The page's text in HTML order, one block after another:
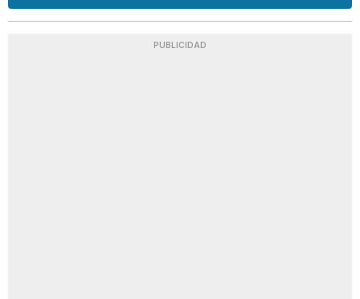
PUBLICIDAD